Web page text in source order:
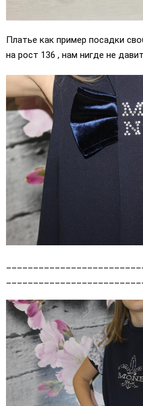
Платье как пример посадки
на рост 136 , нам нигде не